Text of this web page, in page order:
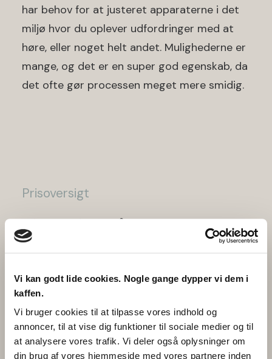
Vi kan godt lide cookies. Nogle gange dypper vi dem i
kaffen.
Vi bruger cookies til at tilpasse vores indhold og
annoncer, til at vise dig funktioner til sociale medier og til
at analysere vores trafik. Vi deler også oplysninger om
din brug af vores hjemmeside med vores partnere inden
har behov for at justeret apparaterne i det
miljø hvor du oplever udfordringer med at
høre, eller noget helt andet. Mulighederne er
mange, og det er en super god egenskab, da
det ofte gør processen meget mere smidig.
Prisoversigt
Find priser på de bedste
høreapparater.
Herunder ser du sætpriserne på vores
høreapparater, som er angivet efter
regionalt tilskud er fratrukket. Priser er
inklusive 4 års garanti, 4 års service og
forbrugsdele. Hørbart™ 360 graders